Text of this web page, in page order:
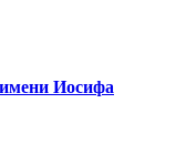
Иосифа